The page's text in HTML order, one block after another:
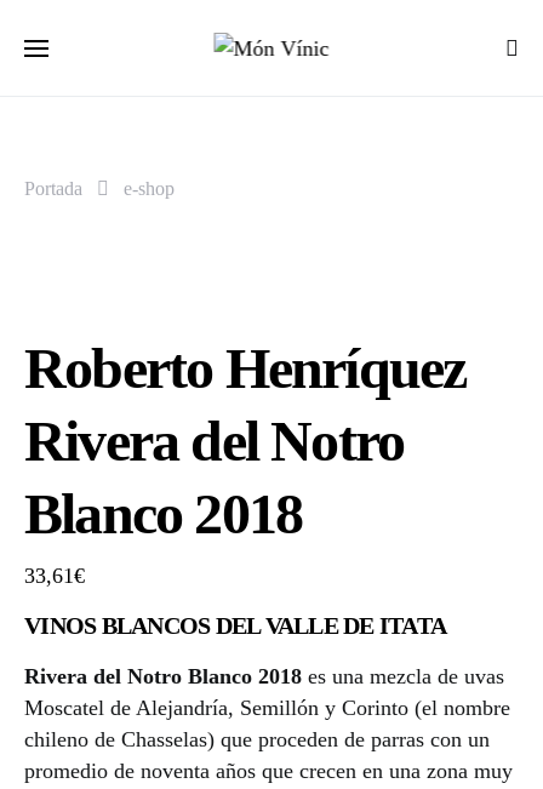
Portada e-shop
Roberto Henríquez
Rivera del Notro
Blanco 2018
33,61€
VINOS BLANCOS DEL VALLE DE ITATA
Rivera del Notro Blanco 2018 es una mezcla de uvas
Moscatel de Alejandría, Semillón y Corinto (el nombre
chileno de Chasselas) que proceden de parras con un
promedio de noventa años que crecen en una zona muy